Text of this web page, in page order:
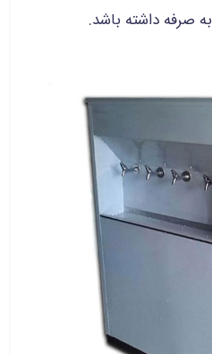
صرفه داشته باشد.